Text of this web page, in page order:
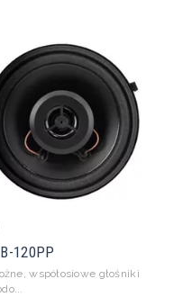
120PP
współosiowe głośniki